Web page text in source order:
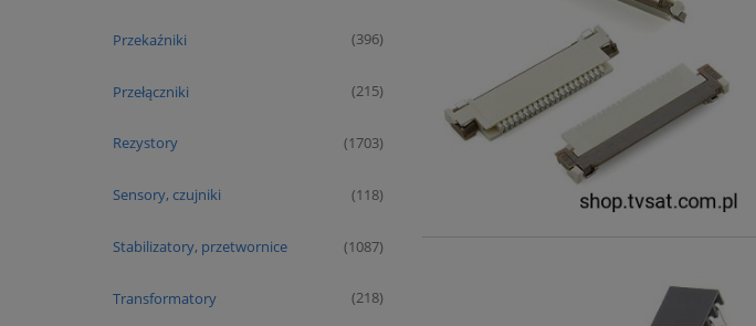
Przekaźniki (396)
Przełączniki (215)
Rezystory (1703)
Sensory, czujniki (118)
Stabilizatory, przetwornice (1087)
Transformatory (218)